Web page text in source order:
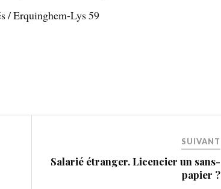
/ Erquinghem-Lys 59
SUIVANT
Salarié étranger. Licencier un sans-
papier ?